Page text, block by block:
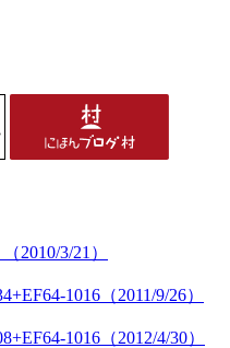
2010/3/21）
1016（2011/9/26）
1016（2012/4/30）